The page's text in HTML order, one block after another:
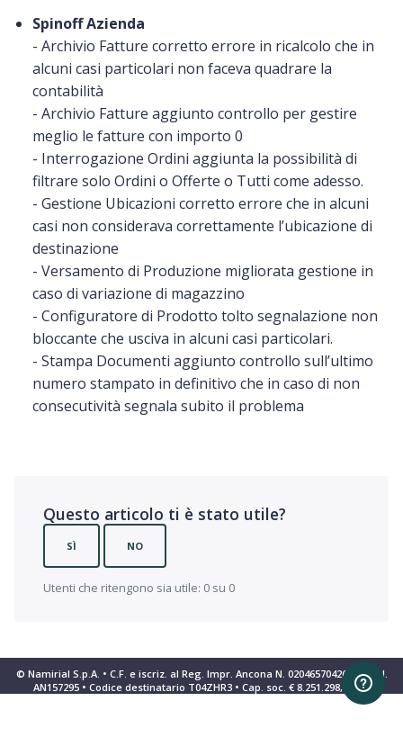
Spinoff Azienda
- Archivio Fatture corretto errore in ricalcolo che in
alcuni casi particolari non faceva quadrare la
contabilità
- Archivio Fatture aggiunto controllo per gestire
meglio le fatture con importo 0
- Interrogazione Ordini aggiunta la possibilità di
filtrare solo Ordini o Offerte o Tutti come adesso.
- Gestione Ubicazioni corretto errore che in alcuni
casi non considerava correttamente l’ubicazione di
destinazione
- Versamento di Produzione migliorata gestione in
caso di variazione di magazzino
- Configuratore di Prodotto tolto segnalazione non
bloccante che usciva in alcuni casi particolari.
- Stampa Documenti aggiunto controllo sull’ultimo
numero stampato in definitivo che in caso di non
consecutività segnala subito il problema
Questo articolo ti è stato utile?
SÌ NO
Utenti che ritengono sia utile: 0 su 0
© Namirial S.p.A. • C.F. e iscriz. al Reg. Impr. Ancona N. 02046570426 • REA N.
AN157295 • Codice destinatario T04ZHR3 • Cap. soc. € 8.251.298,70 i.v.